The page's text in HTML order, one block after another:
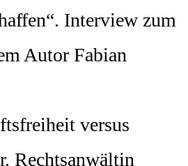
Interview zum
Autor Fabian
versus
Rechtsanwältin